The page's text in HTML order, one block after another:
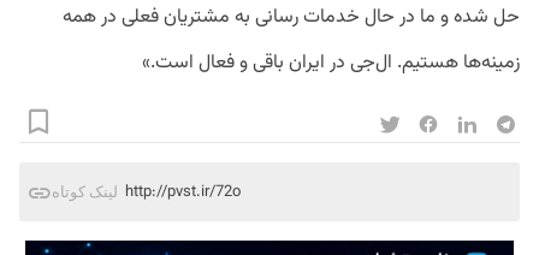
حل شده و ما در حال خدمات رسانی به مشتریان فعلی در همه
زمینه‌ها هستیم. ال‌جی در ایران باقی و فعال است.»
لینک کوتاه http://pvst.ir/72o